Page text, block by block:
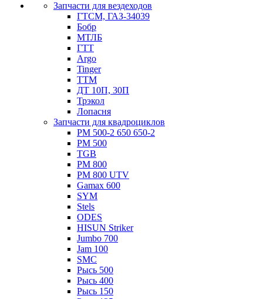
Запчасти для вездеходов
ГТСМ, ГАЗ-34039
Бобр
МТЛБ
ГТТ
Argo
Tinger
ТТМ
ДТ 10П, 30П
Трэкол
Лопасня
Запчасти для квадроциклов
РМ 500-2 650 650-2
РМ 500
TGB
РМ 800
РМ 800 UTV
Gamax 600
SYM
Stels
ОDЕS
HISUN Striker
Jumbo 700
Jam 100
SMC
Рысь 500
Рысь 400
Рысь 150